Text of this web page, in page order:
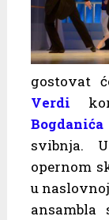
gostovat
Verdi
Bogdanića
svibnja.
opernom
u
ansambla